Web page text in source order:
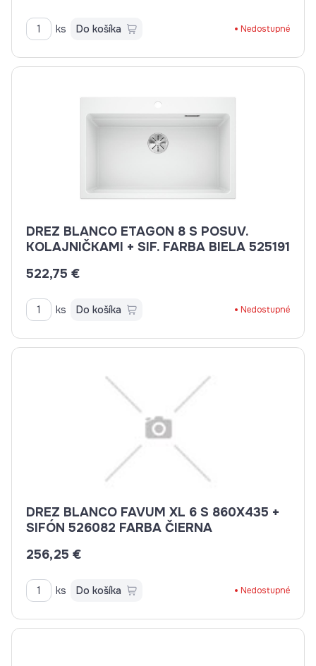
ks Do košíka Nedostupné
DREZ BLANCO ETAGON 8 S POSUV.
KOLAJNIČKAMI + SIF. FARBA BIELA 525191
522,75 €
ks Do košíka Nedostupné
DREZ BLANCO FAVUM XL 6 S 860X435 +
SIFÓN 526082 FARBA ČIERNA
256,25 €
ks Do košíka Nedostupné